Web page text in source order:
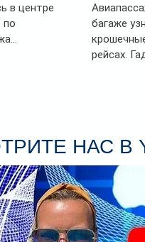
в центре
по
багаже
рейсах.
НАС В